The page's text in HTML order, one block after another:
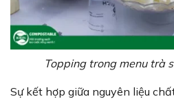
Topping trong menu trà
Sự kết hợp giữa nguyên liệu